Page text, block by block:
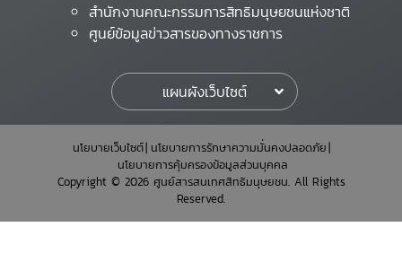
สำนักงานคณะกรรมการสิทธิมนุษยชนแห่งชาติ
ศูนย์ข้อมูลข่าวสารของทางราชการ
แผนผังเว็บไซต์
นโยบายเว็บไซต์ นโยบายการรักษาความมั่นคงปลอดภัย
นโยบายการคุ้มครองข้อมูลส่วนบุคคล
Copyright © 2026 ศูนย์สารสนเทศสิทธิมนุษยชน. All Rights
Reserved.